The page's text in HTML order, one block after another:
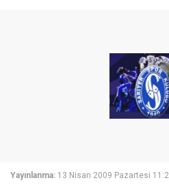
Yayınlanma: 13 Nisan 2009 Pazartesi